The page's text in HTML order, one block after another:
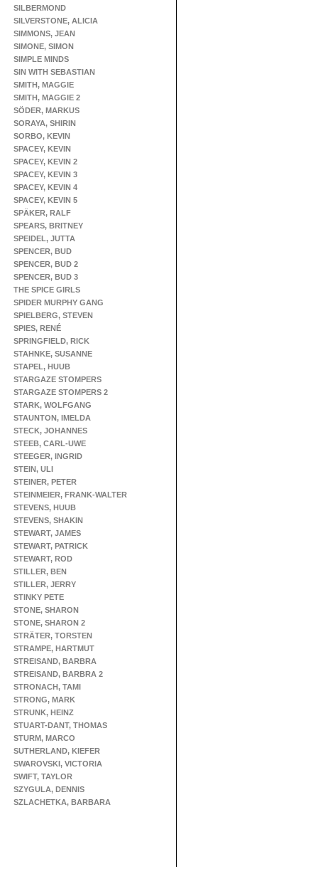
SILBERMOND
SILVERSTONE, ALICIA
SIMMONS, JEAN
SIMONE, SIMON
SIMPLE MINDS
SIN WITH SEBASTIAN
SMITH, MAGGIE
SMITH, MAGGIE 2
SÖDER, MARKUS
SORAYA, SHIRIN
SORBO, KEVIN
SPACEY, KEVIN
SPACEY, KEVIN 2
SPACEY, KEVIN 3
SPACEY, KEVIN 4
SPACEY, KEVIN 5
SPÄKER, RALF
SPEARS, BRITNEY
SPEIDEL, JUTTA
SPENCER, BUD
SPENCER, BUD 2
SPENCER, BUD 3
THE SPICE GIRLS
SPIDER MURPHY GANG
SPIELBERG, STEVEN
SPIES, RENÉ
SPRINGFIELD, RICK
STAHNKE, SUSANNE
STAPEL, HUUB
STARGAZE STOMPERS
STARGAZE STOMPERS 2
STARK, WOLFGANG
STAUNTON, IMELDA
STECK, JOHANNES
STEEB, CARL-UWE
STEEGER, INGRID
STEIN, ULI
STEINER, PETER
STEINMEIER, FRANK-WALTER
STEVENS, HUUB
STEVENS, SHAKIN
STEWART, JAMES
STEWART, PATRICK
STEWART, ROD
STILLER, BEN
STILLER, JERRY
STINKY PETE
STONE, SHARON
STONE, SHARON 2
STRÄTER, TORSTEN
STRAMPE, HARTMUT
STREISAND, BARBRA
STREISAND, BARBRA 2
STRONACH, TAMI
STRONG, MARK
STRUNK, HEINZ
STUART-DANT, THOMAS
STURM, MARCO
SUTHERLAND, KIEFER
SWAROVSKI, VICTORIA
SWIFT, TAYLOR
SZYGULA, DENNIS
SZLACHETKA, BARBARA